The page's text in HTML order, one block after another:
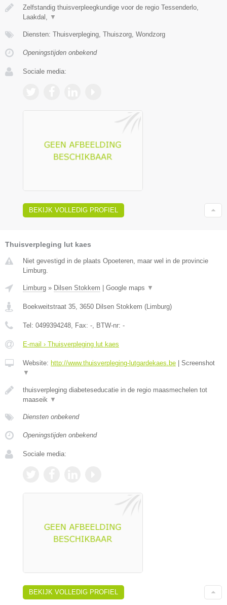
Zelfstandig thuisverpleegkundige voor de regio Tessenderlo,
Laakdal, ▼
Diensten: Thuisverpleging, Thuiszorg, Wondzorg
Openingstijden onbekend
Sociale media:
BEKIJK VOLLEDIG PROFIEL
Thuisverpleging lut kaes
Niet gevestigd in de plaats Opoeteren, maar wel in de provincie
Limburg.
Limburg » Dilsen Stokkem Google maps ▼
Boekweitstraat 35 3650 Dilsen Stokkem ( Limburg)
Tel: 0499394248 , Fax: - , BTW-nr: -
E-mail › Thuisverpleging lut kaes
Website: http://www.thuisverpleging-lutgardekaes.be
Screenshot
▼
thuisverpleging diabeteseducatie in de regio maasmechelen tot
maaseik ▼
Diensten onbekend
Openingstijden onbekend
Sociale media:
BEKIJK VOLLEDIG PROFIEL